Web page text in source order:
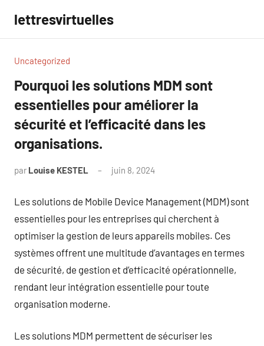
contenu
lettresvirtuelles
Uncategorized
Pourquoi les solutions MDM sont
essentielles pour améliorer la
sécurité et l’efficacité dans les
organisations.
par Louise KESTEL juin 8, 2024
Les solutions de Mobile Device Management (MDM) sont
essentielles pour les entreprises qui cherchent à
optimiser la gestion de leurs appareils mobiles. Ces
systèmes offrent une multitude d’avantages en termes
de sécurité, de gestion et d’efficacité opérationnelle,
rendant leur intégration essentielle pour toute
organisation moderne.
Les solutions MDM permettent de sécuriser les